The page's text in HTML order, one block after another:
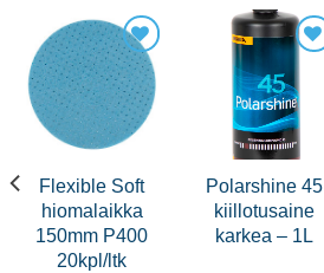
Flexible Soft
hiomalaikka
150mm P400
20kpl/ltk
Polarshine 45
kiillotusaine
karkea – 1L